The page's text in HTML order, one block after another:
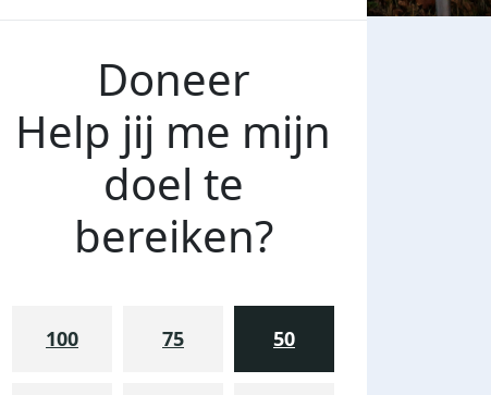
Doneer
Help jij me mijn
doel te
bereiken?
100 75 50